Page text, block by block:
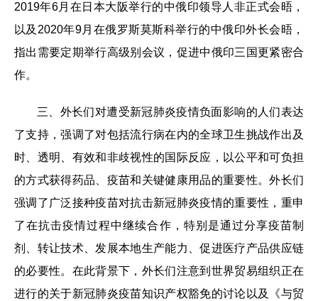
2019年6月在日本大阪举行的中俄印领导人非正式会晤，
以及2020年9月在俄罗斯莫斯科举行的中俄印外长会晤，
指出需要定期举行高级别会议，促进中俄印三国更紧密合
作。
三、外长们对遭受新冠肺炎疫情负面影响的人们表达
了支持，强调了对包括流行病在内的全球卫生挑战作出及
时、透明、有效和非歧视性的国际反应，以公平和可负担
的方式获得药品、疫苗和关键健康用品的重要性。外长们
强调了广泛接种疫苗对抗击新冠肺炎疫情的重要性，重申
了在抗击疫情过程中继续合作，特别是通过分享疫苗制
剂、转让技术、发展本地生产能力、促进医疗产品供应链
的必要性。在此背景下，外长们注意到世界贸易组织正在
进行的关于新冠肺炎疫苗知识产权豁免的讨论以及《与贸